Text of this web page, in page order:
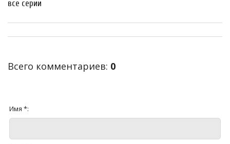
все серии
Всего комментариев: 0
Имя *: